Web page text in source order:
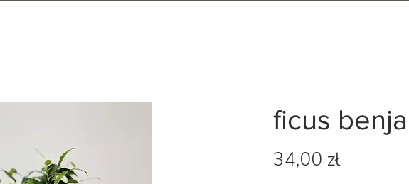
ficus
34,00 złCena